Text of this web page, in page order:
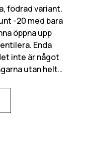
fodrad variant.
-20 med bara
öppna upp
Enda
inte är något
utan helt
på behov.